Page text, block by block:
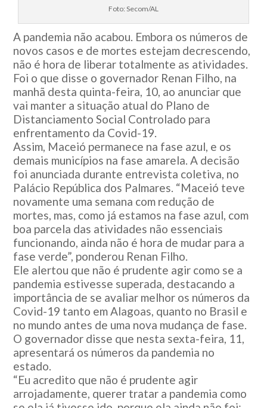
Foto: Secom/AL
A pandemia não acabou. Embora os números de
novos casos e de mortes estejam decrescendo,
não é hora de liberar totalmente as atividades.
Foi o que disse o governador Renan Filho, na
manhã desta quinta-feira, 10, ao anunciar que
vai manter a situação atual do Plano de
Distanciamento Social Controlado para
enfrentamento da Covid-19.
Assim, Maceió permanece na fase azul, e os
demais municípios na fase amarela. A decisão
foi anunciada durante entrevista coletiva, no
Palácio República dos Palmares. “Maceió teve
novamente uma semana com redução de
mortes, mas, como já estamos na fase azul, com
boa parcela das atividades não essenciais
funcionando, ainda não é hora de mudar para a
fase verde”, ponderou Renan Filho.
Ele alertou que não é prudente agir como se a
pandemia estivesse superada, destacando a
importância de se avaliar melhor os números da
Covid-19 tanto em Alagoas, quanto no Brasil e
no mundo antes de uma nova mudança de fase.
O governador disse que nesta sexta-feira, 11,
apresentará os números da pandemia no
estado.
“Eu acredito que não é prudente agir
arrojadamente, querer tratar a pandemia como